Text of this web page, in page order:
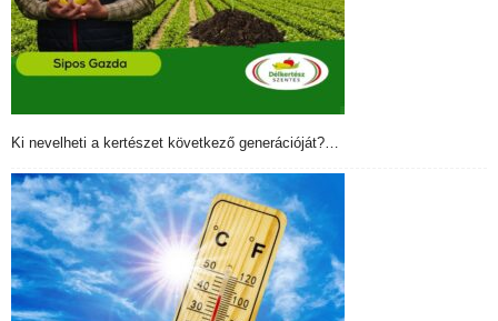
Ki nevelheti a kertészet következő generációját?…